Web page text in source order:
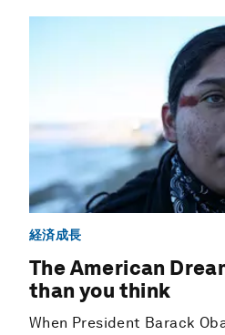
経済成長
The American
than you think
When President Barack